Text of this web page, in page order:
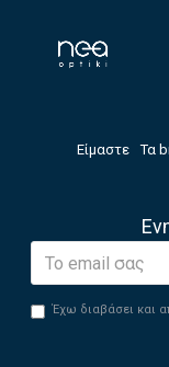
Είμαστε Τα
Έχω διαβάσει και